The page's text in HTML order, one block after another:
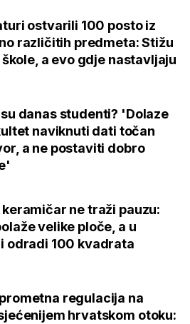
ostvarili 100 posto iz
različitih predmeta: Stižu
a evo gdje nastavljaju
danas studenti? 'Dolaze
naviknuti dati točan
a ne postaviti dobro
keramičar ne traži pauzu:
velike ploče, a u
odradi 100 kvadrata
regulacija na
hrvatskom otoku: